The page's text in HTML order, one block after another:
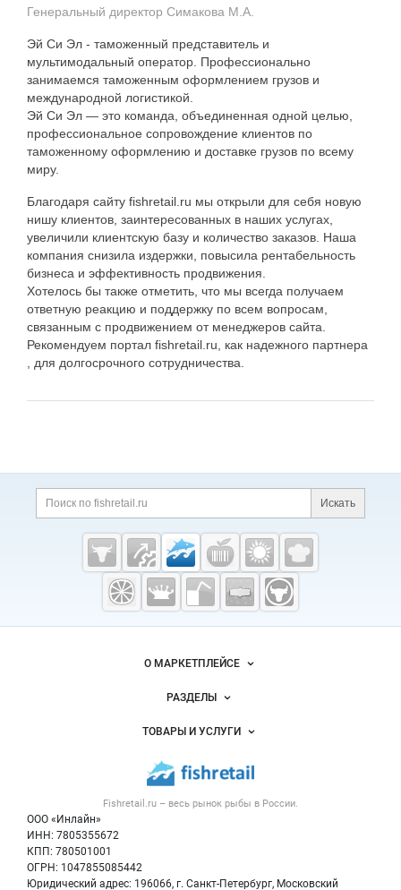
Генеральный директор Симакова М.А.
Эй Си Эл - таможенный представитель и
мультимодальный оператор. Профессионально
занимаемся таможенным оформлением грузов и
международной логистикой.
Эй Си Эл — это команда, объединенная одной целью,
профессиональное сопровождение клиентов по
таможенному оформлению и доставке грузов по всему
миру.
Благодаря сайту fishretail.ru мы открыли для себя новую
нишу клиентов, заинтересованных в наших услугах,
увеличили клиентскую базу и количество заказов. Наша
компания снизила издержки, повысила рентабельность
бизнеса и эффективность продвижения.
Хотелось бы также отметить, что мы всегда получаем
ответную реакцию и поддержку по всем вопросам,
связанным с продвижением от менеджеров сайта.
Рекомендуем портал fishretail.ru, как надежного партнера
, для долгосрочного сотрудничества.
Дополнительная информация
Поиск по сайту и
Искать
Cсылки на полезные проекты
Fishretail.ru —
рыба,
морепродукты
Важные разделы и контакты
Fishretail.ru – весь рынок рыбы в России.
ООО «Инлайн»
ИНН: 7805355672
КПП: 780501001
ОГРН: 1047855085442
Юридический адрес: 196066, г. Санкт-Петербург, Московский
Навигация по сайтуО МАРКЕТПЛЕЙСЕ
Новости Fishretail.ru
Размещение рекламы
Публичная оферта
Контактная информация
Политика обработки персональных данных
РАЗДЕЛЫ
Объявления
Новости рынка
Блог
ТОВАРЫ И УСЛУГИ
Рыба
Икра